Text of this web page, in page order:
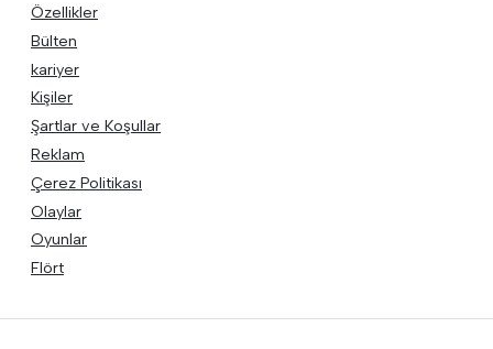
Özellikler
Bülten
kariyer
Kişiler
Şartlar ve Koşullar
Reklam
Çerez Politikası
Olaylar
Oyunlar
Flört